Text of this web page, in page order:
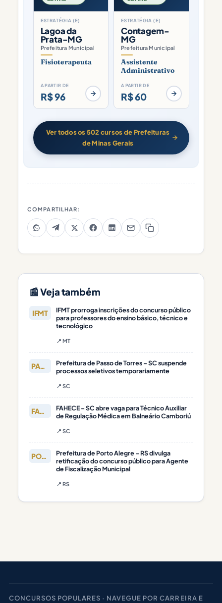
ESTRATÉGIA (E)
Lagoa da
Prata-MG
Prefeitura Municipal
Fisioterapeuta
A PARTIR DE
R$ 96
ESTRATÉGIA (E)
Contagem-
MG
Prefeitura Municipal
Assistente
Administrativo
A PARTIR DE
R$ 60
Ver todos os 502 cursos de Prefeituras
de Minas Gerais
COMPARTILHAR:
📰 Veja também
IFMT
IFMT prorroga inscrições do concurso público
para professores do ensino básico, técnico e
tecnológico
📍 MT
PASSO DE
Prefeitura de Passo de Torres – SC suspende
processos seletivos temporariamente
📍 SC
FAHECE
FAHECE – SC abre vaga para Técnico Auxiliar
de Regulação Médica em Balneário Camboriú
📍 SC
PORTO
Prefeitura de Porto Alegre – RS divulga
retificação do concurso público para Agente
de Fiscalização Municipal
📍 RS
CONCURSOS POPULARES · NAVEGUE POR CARREIRA E